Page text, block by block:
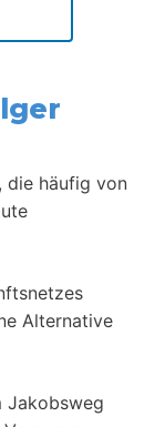
, die häufig von
Alternative
Jakobsweg